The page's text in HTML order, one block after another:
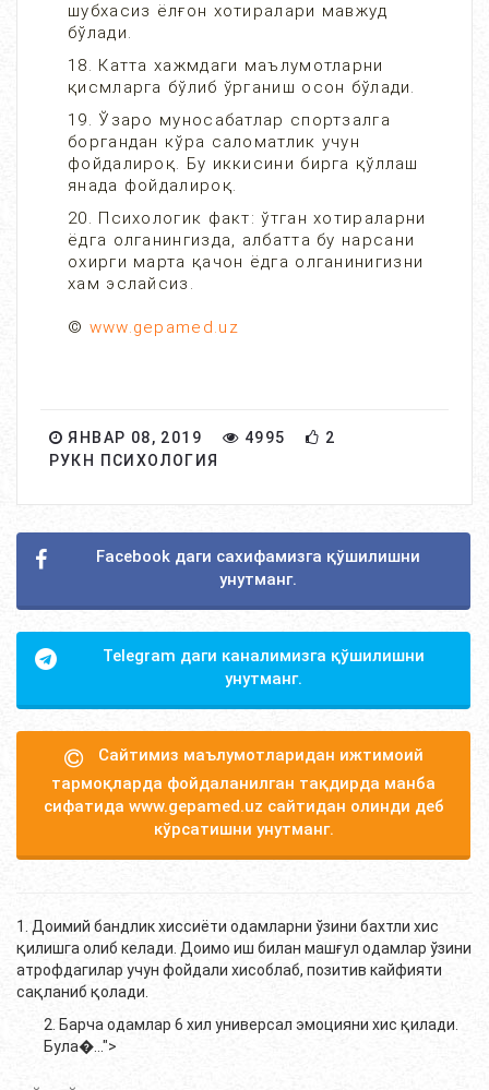
шубхасиз ёлғон хотиралари мавжуд
бўлади.
18. Катта хажмдаги маълумотларни
қисмларга бўлиб ўрганиш осон бўлади.
19. Ўзаро муносабатлар спортзалга
боргандан кўра саломатлик учун
фойдалироқ. Бу иккисини бирга қўллаш
янада фойдалироқ.
20. Психологик факт: ўтган хотираларни
ёдга олганингизда, албатта бу нарсани
охирги марта қачон ёдга олганинигизни
хам эслайсиз.
© www.gepamed.uz
ЯНВАР 08, 2019 4995
2
РУКН ПСИХОЛОГИЯ
Facebook даги сахифамизга қўшилишни
унутманг.
Telegram даги каналимизга қўшилишни
унутманг.
Сайтимиз маълумотларидан ижтимоий
тармоқларда фойдаланилган тақдирда манба
сифатида www.gepamed.uz сайтидан олинди деб
кўрсатишни унутманг.
1. Доимий бандлик хиссиёти одамларни ўзини бахтли хис
қилишга олиб келади. Доимо иш билан машғул одамлар ўзини
атрофдагилар учун фойдали хисоблаб, позитив кайфияти
сақланиб қолади.
2. Барча одамлар 6 хил универсал эмоцияни хис қилади.
Була�...">